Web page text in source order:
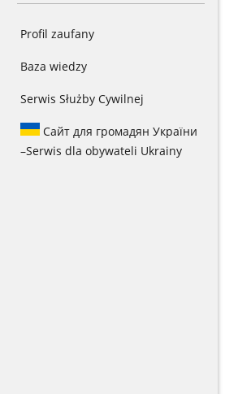
Profil zaufany
Baza wiedzy
Serwis Służby Cywilnej
Сайт для громадян України
–Serwis dla obywateli Ukrainy